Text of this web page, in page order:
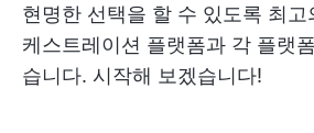
현명한 선택을 할 수 있도록 최고
케스트레이션 플랫폼과 각 플랫
습니다. 시작해 보겠습니다!